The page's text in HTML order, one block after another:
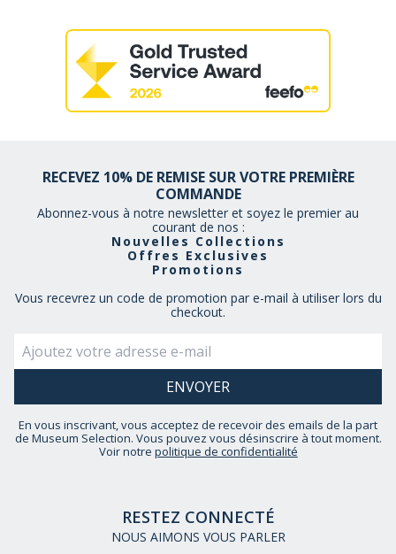
RECEVEZ 10% DE REMISE SUR VOTRE PREMIÈRE
COMMANDE
Abonnez-vous à notre newsletter et soyez le premier au
courant de nos :
Nouvelles Collections
Offres Exclusives
Promotions
Vous recevrez un code de promotion par e-mail à utiliser lors du
checkout.
En vous inscrivant, vous acceptez de recevoir des emails de la part
de Museum Selection. Vous pouvez vous désinscrire à tout moment.
Voir notre politique de confidentialité
RESTEZ CONNECTÉ
NOUS AIMONS VOUS PARLER